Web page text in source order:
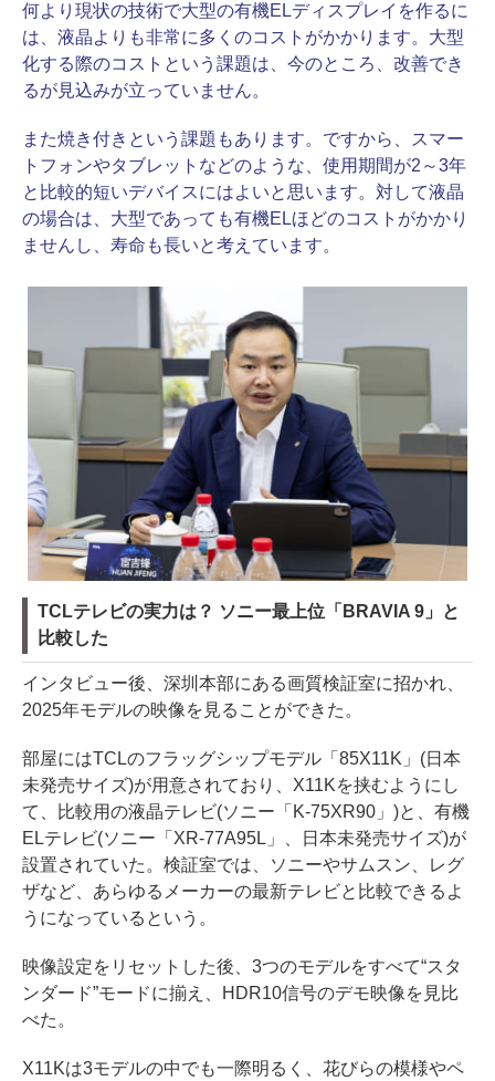
何より現状の技術で大型の有機ELディスプレイを作るに
は、液晶よりも非常に多くのコストがかかります。大型
化する際のコストという課題は、今のところ、改善でき
るが見込みが立っていません。
また焼き付きという課題もあります。ですから、スマー
トフォンやタブレットなどのような、使用期間が2～3年
と比較的短いデバイスにはよいと思います。対して液晶
の場合は、大型であっても有機ELほどのコストがかかり
ませんし、寿命も長いと考えています。
TCLテレビの実力は？ ソニー最上位「BRAVIA 9」と
比較した
インタビュー後、深圳本部にある画質検証室に招かれ、
2025年モデルの映像を見ることができた。
部屋にはTCLのフラッグシップモデル「85X11K」(日本
未発売サイズ)が用意されており、X11Kを挟むようにし
て、比較用の液晶テレビ(ソニー「K-75XR90」)と、有機
ELテレビ(ソニー「XR-77A95L」、日本未発売サイズ)が
設置されていた。検証室では、ソニーやサムスン、レグ
ザなど、あらゆるメーカーの最新テレビと比較できるよ
うになっているという。
映像設定をリセットした後、3つのモデルをすべて“スタ
ンダード”モードに揃え、HDR10信号のデモ映像を見比
べた。
X11Kは3モデルの中でも一際明るく、花びらの模様やペ